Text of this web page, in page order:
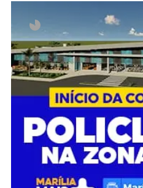
Invalid slider ID or alias.